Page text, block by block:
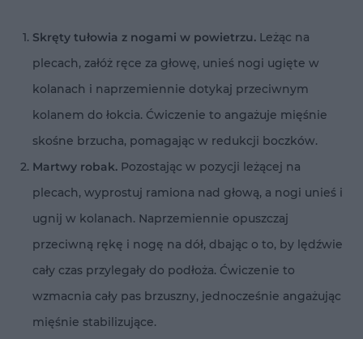
Skręty tułowia z nogami w powietrzu. Leżąc na
plecach, załóż ręce za głowę, unieś nogi ugięte w
kolanach i naprzemiennie dotykaj przeciwnym
kolanem do łokcia. Ćwiczenie to angażuje mięśnie
skośne brzucha, pomagając w redukcji boczków.
Martwy robak. Pozostając w pozycji leżącej na
plecach, wyprostuj ramiona nad głową, a nogi unieś i
ugnij w kolanach. Naprzemiennie opuszczaj
przeciwną rękę i nogę na dół, dbając o to, by lędźwie
cały czas przylegały do podłoża. Ćwiczenie to
wzmacnia cały pas brzuszny, jednocześnie angażując
mięśnie stabilizujące.